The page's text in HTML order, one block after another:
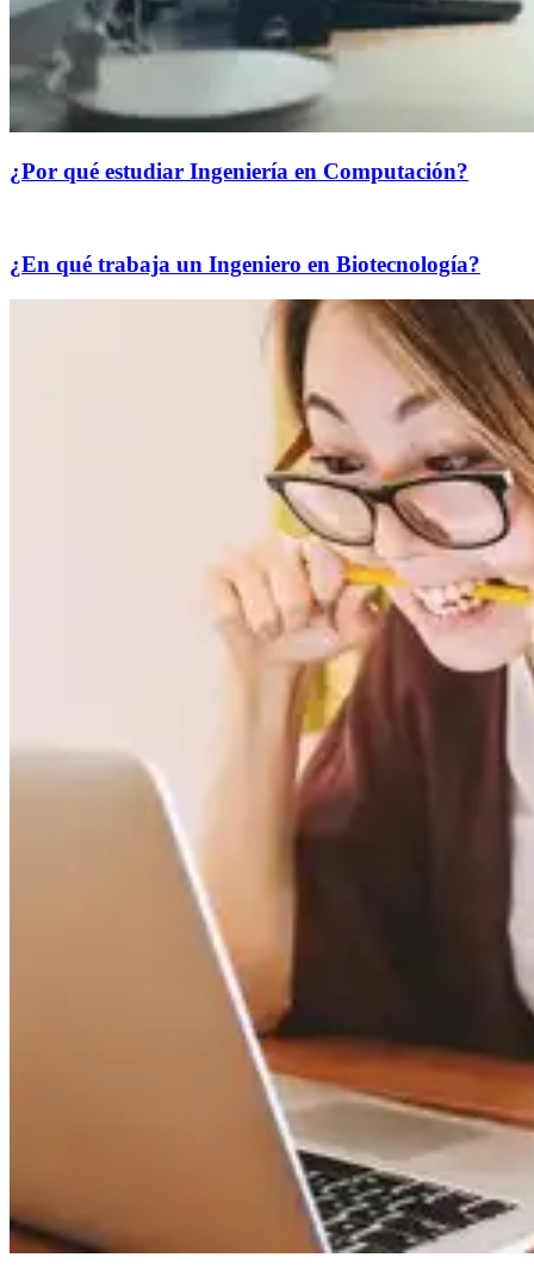
¿Por qué estudiar Ingeniería en Computación?
¿En qué trabaja un Ingeniero en Biotecnología?